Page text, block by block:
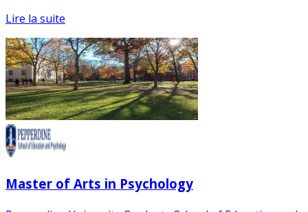
Lire la suite
Master of Arts in Psychology